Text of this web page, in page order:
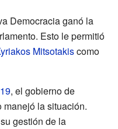
Democracia ganó la
Esto le permitió
Mitsotakiscomo
, el gobierno de
manejó la situación.
gestión de la